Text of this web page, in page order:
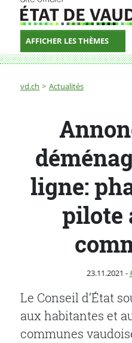
AFFICHER LES THÈMES
Fil d'Ariane
vd.ch Actualités
Annoncer son
ligne:
pilote
Publié le
23.11.2021 -
Le Conseil d’État
aux habitantes et
communes